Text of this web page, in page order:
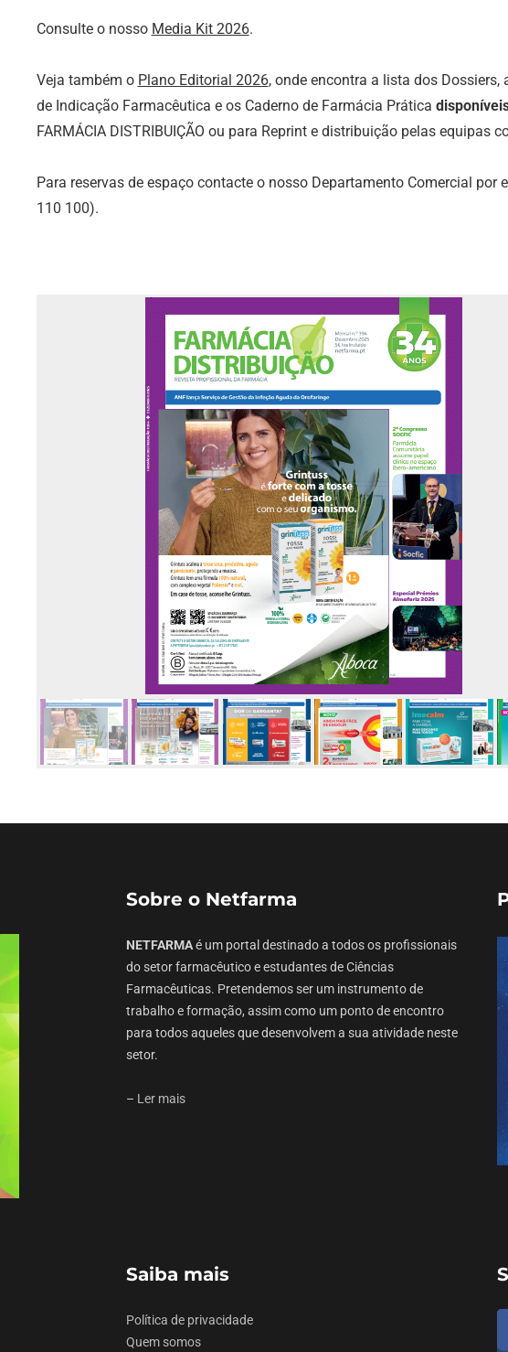
Consulte o nosso Media Kit 2026.
Veja também o Plano Editorial 2026, onde encontra a lista dos
de Indicação Farmacêutica e os Caderno de Farmácia Prática
FARMÁCIA DISTRIBUIÇÃO ou para Reprint e distribuição pelas equipas
Para reservas de espaço contacte o nosso Departamento Comercial por
110 100).
Sobre o Netfarma
NETFARMAé um portal destinado a todos os profissionais
do setor farmacêutico e estudantes de Ciências
Farmacêuticas. Pretendemos ser um instrumento de
trabalho e formação, assim como um ponto de encontro
para todos aqueles que desenvolvem a sua atividade neste
setor.
– Ler mais
Saiba mais
Política de privacidade
Quem somos